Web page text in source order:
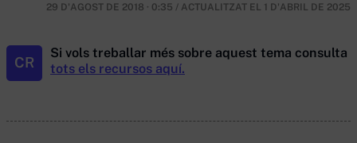
29 D'AGOST DE 2018 · 0:35 / ACTUALITZAT EL 1 D'ABRIL DE 2025
CR
Si vols treballar més sobre aquest tema consulta
tots els recursos aquí.